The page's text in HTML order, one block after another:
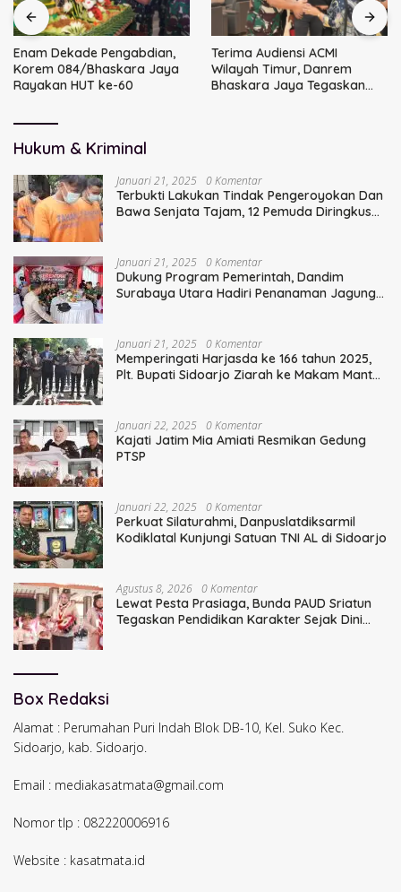
Enam Dekade Pengabdian,
Korem 084/Bhaskara Jaya
Rayakan HUT ke-60
Terima Audiensi ACMI
Wilayah Timur, Danrem
Bhaskara Jaya Tegaskan
Hukum & Kriminal
Januari 21, 2025 0 Komentar
Terbukti Lakukan Tindak Pengeroyokan Dan
Bawa Senjata Tajam, 12 Pemuda Diringkus
Januari 21, 2025 0 Komentar
Dukung Program Pemerintah, Dandim
Surabaya Utara Hadiri Penanaman Jagung
Januari 21, 2025 0 Komentar
Memperingati Harjasda ke 166 tahun 2025,
Plt. Bupati Sidoarjo Ziarah ke Makam Mantan
Januari 22, 2025 0 Komentar
Kajati Jatim Mia Amiati Resmikan Gedung
PTSP
Januari 22, 2025 0 Komentar
Perkuat Silaturahmi, Danpuslatdiksarmil
Kodiklatal Kunjungi Satuan TNI AL di Sidoarjo
Agustus 8, 2026 0 Komentar
Lewat Pesta Prasiaga, Bunda PAUD Sriatun
Tegaskan Pendidikan Karakter Sejak Dini
Box Redaksi
Alamat : Perumahan Puri Indah Blok DB-10, Kel. Suko Kec.
Sidoarjo, kab. Sidoarjo.
Email : mediakasatmata@gmail.com
Nomor tlp : 082220006916
Website : kasatmata.id